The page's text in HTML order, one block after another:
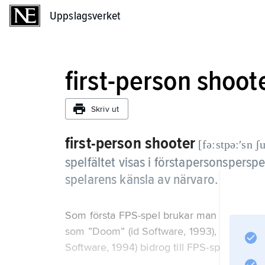
Uppslagsverket
first-person
Skriv ut
first-person shooter [fə:stpə:ʹsn
spelfältet visas i
spelarens känsla av närvaro.
Som första FPS-spel brukar man räkna
som ”Doom” (id Software, 1993), ”Quake
Software, 1994) bidrog till FPS-spelens